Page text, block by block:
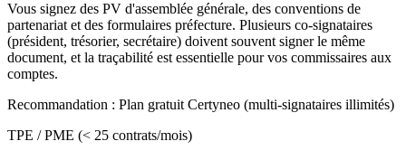
Vous signez des PV d'assemblée générale, des conventions de
partenariat et des formulaires préfecture. Plusieurs co-signataires
(président, trésorier, secrétaire) doivent souvent signer le même
document, et la traçabilité est essentielle pour vos commissaires aux
comptes.
Recommandation : Plan gratuit Certyneo (multi-signataires illimités)
TPE / PME (< 25 contrats/mois)